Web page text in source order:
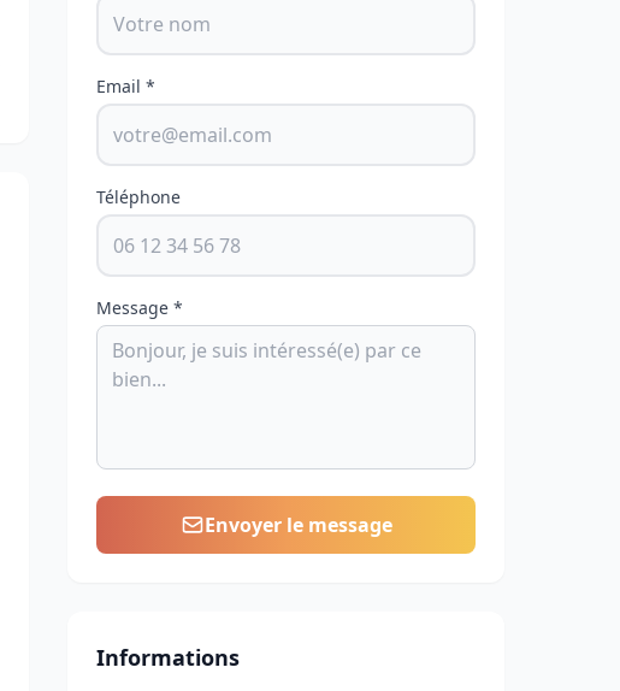
Email *
Téléphone
Message *
Envoyer le message
Informations